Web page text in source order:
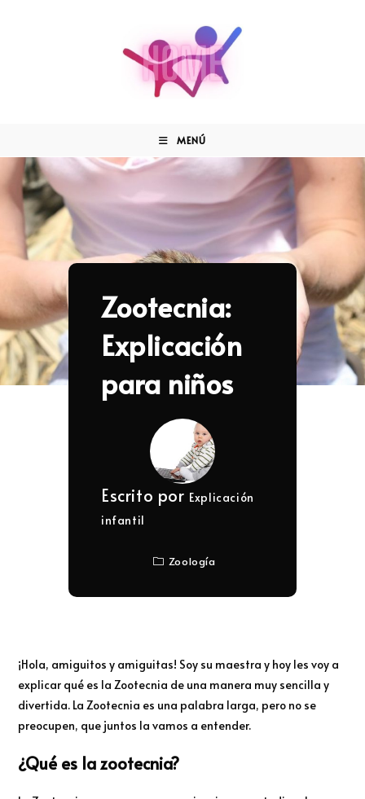
MENÚ
Zootecnia:
Explicación
para niños
Escrito por Explicación
infantil
Zoología
¡Hola, amiguitos y amiguitas! Soy su maestra y hoy les voy a
explicar qué es la Zootecnia de una manera muy sencilla y
divertida. La Zootecnia es una palabra larga, pero no se
preocupen, que juntos la vamos a entender.
¿Qué es la zootecnia?